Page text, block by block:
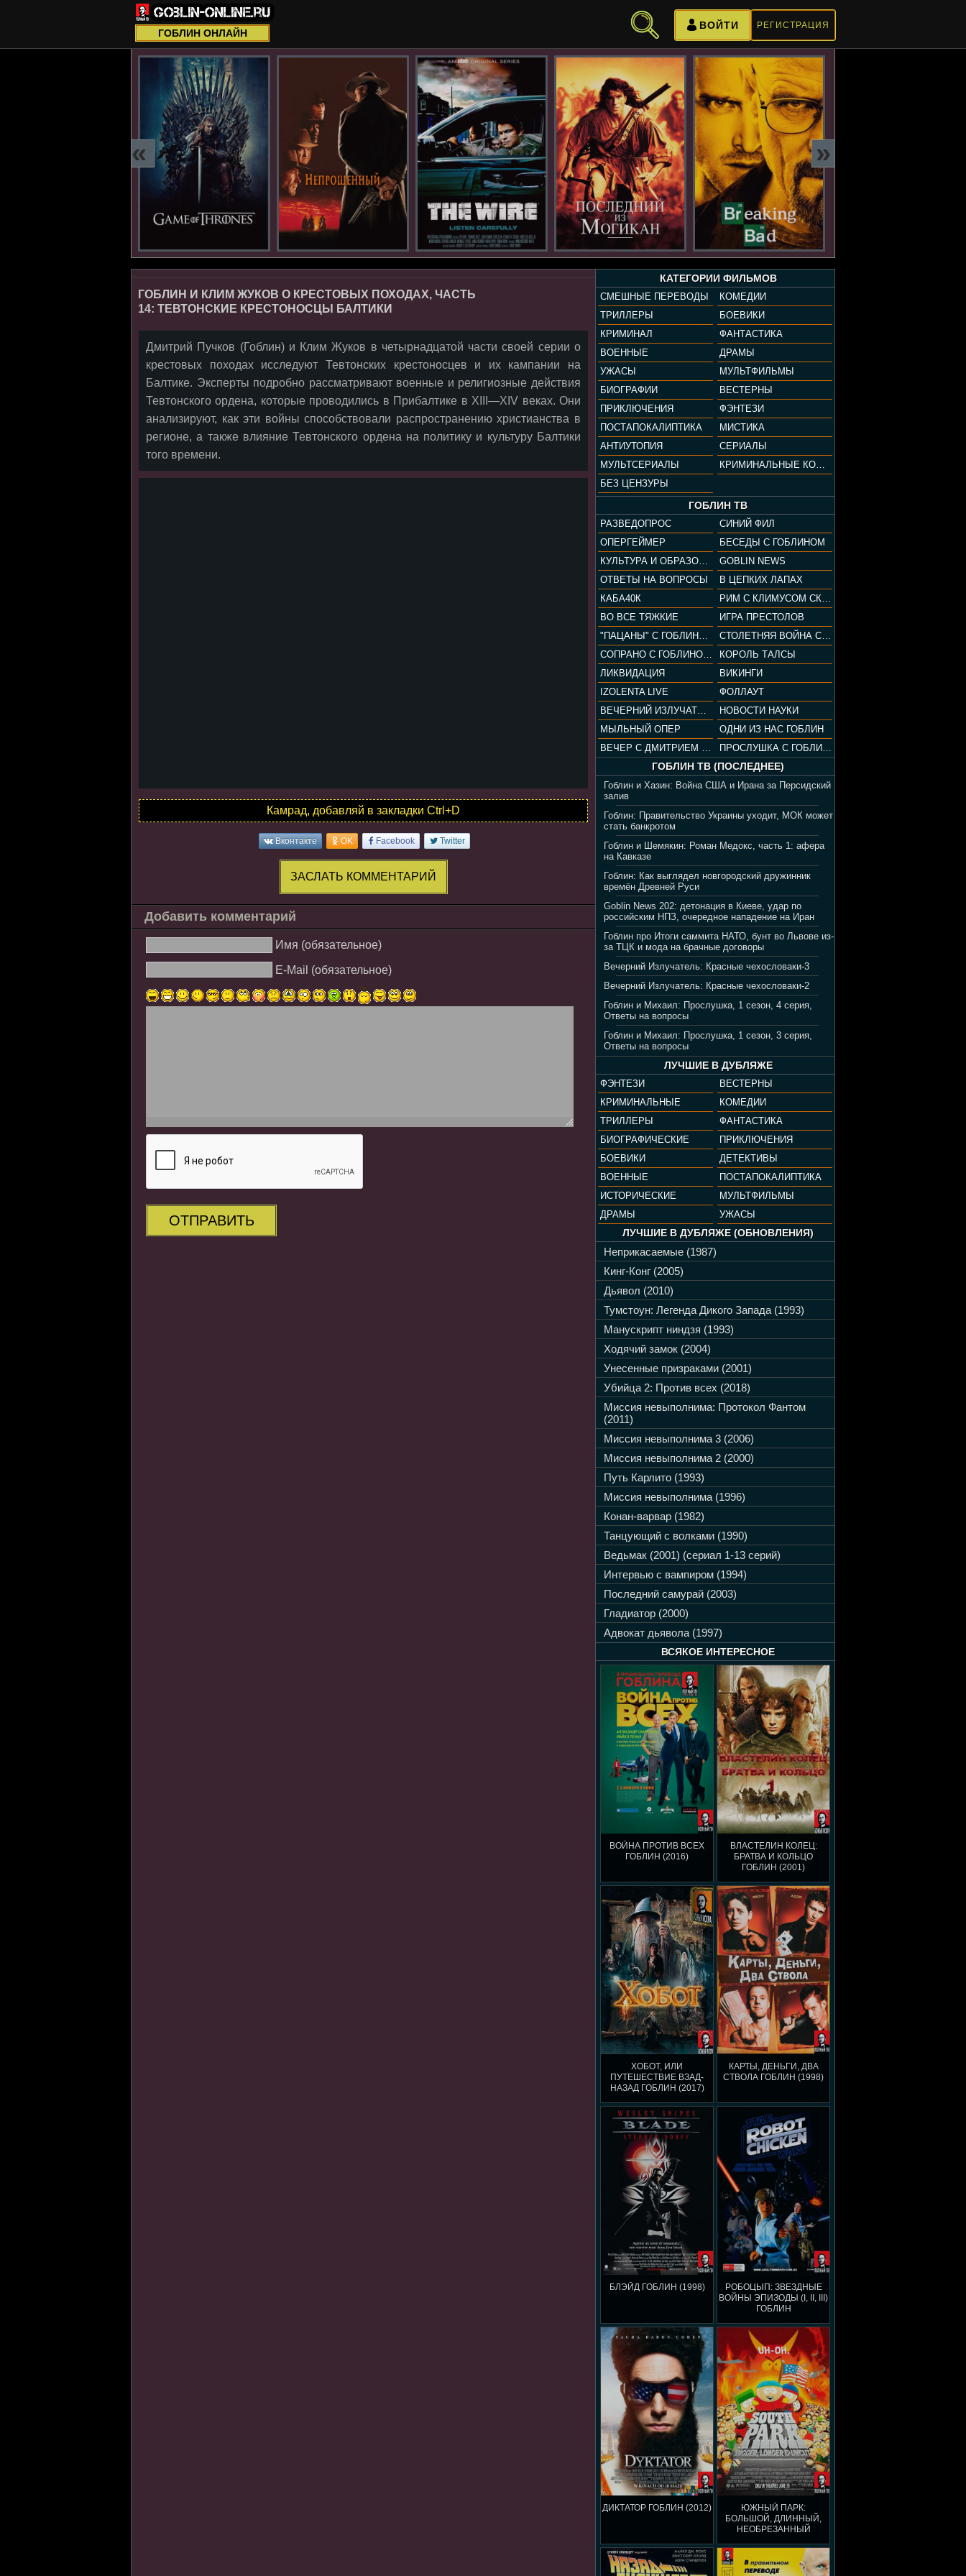
ГОБЛИН ОНЛАЙН
РЕГИСТРАЦИЯ
ВОЙТИ
« »
КАТЕГОРИИ ФИЛЬМОВ
СМЕШНЫЕ ПЕРЕВОДЫ
КОМЕДИИ
ТРИЛЛЕРЫ
БОЕВИКИ
КРИМИНАЛ
ФАНТАСТИКА
ВОЕННЫЕ
ДРАМЫ
УЖАСЫ
МУЛЬТФИЛЬМЫ
БИОГРАФИИ
ВЕСТЕРНЫ
ПРИКЛЮЧЕНИЯ
ФЭНТЕЗИ
ПОСТАПОКАЛИПТИКА
МИСТИКА
АНТИУТОПИЯ
СЕРИАЛЫ
МУЛЬТСЕРИАЛЫ
КРИМИНАЛЬНЫЕ КОМЕДИИ
БЕЗ ЦЕНЗУРЫ
ГОБЛИН ТВ
РАЗВЕДОПРОС
СИНИЙ ФИЛ
ОПЕРГЕЙМЕР
БЕСЕДЫ С ГОБЛИНОМ
КУЛЬТУРА И ОБРАЗОВАНИЕ
GOBLIN NEWS
ОТВЕТЫ НА ВОПРОСЫ
В ЦЕПКИХ ЛАПАХ
КАБА40К
РИМ С КЛИМУСОМ СКАРАБЕУСОМ
ВО ВСЕ ТЯЖКИЕ
ИГРА ПРЕСТОЛОВ
"ПАЦАНЫ" С ГОБЛИНОМ
СТОЛЕТНЯЯ ВОЙНА С КЛИМОМ ЖУКОВЫМ И ГОБЛИНОМ
СОПРАНО С ГОБЛИНОМ (РАЗБОР СЕРИАЛА)
КОРОЛЬ ТАЛСЫ
ЛИКВИДАЦИЯ
ВИКИНГИ
IZOLENTA LIVE
ФОЛЛАУТ
ВЕЧЕРНИЙ ИЗЛУЧАТЕЛЬ
НОВОСТИ НАУКИ
МЫЛЬНЫЙ ОПЕР
ОДНИ ИЗ НАС ГОБЛИН
ВЕЧЕР С ДМИТРИЕМ ПУЧКОВЫМ
ПРОСЛУШКА С ГОБЛИНОМ
ГОБЛИН ТВ (ПОСЛЕДНЕЕ)
Гоблин и Хазин: Война США и Ирана за Персидский
залив
Гоблин: Правительство Украины уходит, МОК может
стать банкротом
Гоблин и Шемякин: Роман Медокс, часть 1: афера
на Кавказе
Гоблин: Как выглядел новгородский дружинник
времён Древней Руси
Goblin News 202: детонация в Киеве, удар по
российским НПЗ, очередное нападение на Иран
Гоблин про Итоги саммита НАТО, бунт во Львове из-
за ТЦК и мода на брачные договоры
Вечерний Излучатель: Красные чехословаки-3
Вечерний Излучатель: Красные чехословаки-2
Гоблин и Михаил: Прослушка, 1 сезон, 4 серия,
Ответы на вопросы
Гоблин и Михаил: Прослушка, 1 сезон, 3 серия,
Ответы на вопросы
ЛУЧШИЕ В ДУБЛЯЖЕ
ФЭНТЕЗИ
ВЕСТЕРНЫ
КРИМИНАЛЬНЫЕ
КОМЕДИИ
ТРИЛЛЕРЫ
ФАНТАСТИКА
БИОГРАФИЧЕСКИЕ
ПРИКЛЮЧЕНИЯ
БОЕВИКИ
ДЕТЕКТИВЫ
ВОЕННЫЕ
ПОСТАПОКАЛИПТИКА
ИСТОРИЧЕСКИЕ
МУЛЬТФИЛЬМЫ
ДРАМЫ
УЖАСЫ
ЛУЧШИЕ В ДУБЛЯЖЕ (ОБНОВЛЕНИЯ)
Неприкасаемые (1987)
Кинг-Конг (2005)
Дьявол (2010)
Тумстоун: Легенда Дикого Запада (1993)
Манускрипт ниндзя (1993)
Ходячий замок (2004)
Унесенные призраками (2001)
Убийца 2: Против всех (2018)
Миссия невыполнима: Протокол Фантом
(2011)
Миссия невыполнима 3 (2006)
Миссия невыполнима 2 (2000)
Путь Карлито (1993)
Миссия невыполнима (1996)
Конан-варвар (1982)
Танцующий с волками (1990)
Ведьмак (2001) (сериал 1-13 серий)
Интервью с вампиром (1994)
Последний самурай (2003)
Гладиатор (2000)
Адвокат дьявола (1997)
ВСЯКОЕ ИНТЕРЕСНОЕ
ВОЙНА ПРОТИВ ВСЕХ
ГОБЛИН (2016)
ВЛАСТЕЛИН КОЛЕЦ:
БРАТВА И КОЛЬЦО
ГОБЛИН (2001)
ХОБОТ, ИЛИ
ПУТЕШЕСТВИЕ ВЗАД-
НАЗАД ГОБЛИН (2017)
КАРТЫ, ДЕНЬГИ, ДВА
СТВОЛА ГОБЛИН (1998)
БЛЭЙД ГОБЛИН (1998)
РОБОЦЫП: ЗВЕЗДНЫЕ
ВОЙНЫ ЭПИЗОДЫ (I, II, III)
ГОБЛИН
ДИКТАТОР ГОБЛИН (2012)
ЮЖНЫЙ ПАРК:
БОЛЬШОЙ, ДЛИННЫЙ,
НЕОБРЕЗАННЫЙ
ГОБЛИН И КЛИМ ЖУКОВ О КРЕСТОВЫХ ПОХОДАХ, ЧАСТЬ
14: ТЕВТОНСКИЕ КРЕСТОНОСЦЫ БАЛТИКИ
Дмитрий Пучков (Гоблин) и Клим Жуков в четырнадцатой части своей серии о
крестовых походах исследуют Тевтонских крестоносцев и их кампании на
Балтике. Эксперты подробно рассматривают военные и религиозные действия
Тевтонского ордена, которые проводились в Прибалтике в XIII—XIV веках. Они
анализируют, как эти войны способствовали распространению христианства в
регионе, а также влияние Тевтонского ордена на политику и культуру Балтики
того времени.
Камрад, добавляй в закладки Ctrl+D
Вконтакте OK Facebook Twitter
ЗАСЛАТЬ КОММЕНТАРИЙ
Добавить комментарий
Имя (обязательное)
E-Mail (обязательное)
ОТПРАВИТЬ